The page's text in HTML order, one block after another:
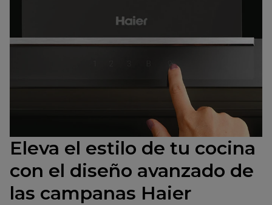
Eleva el estilo de tu cocina
con el diseño avanzado de
las campanas Haier